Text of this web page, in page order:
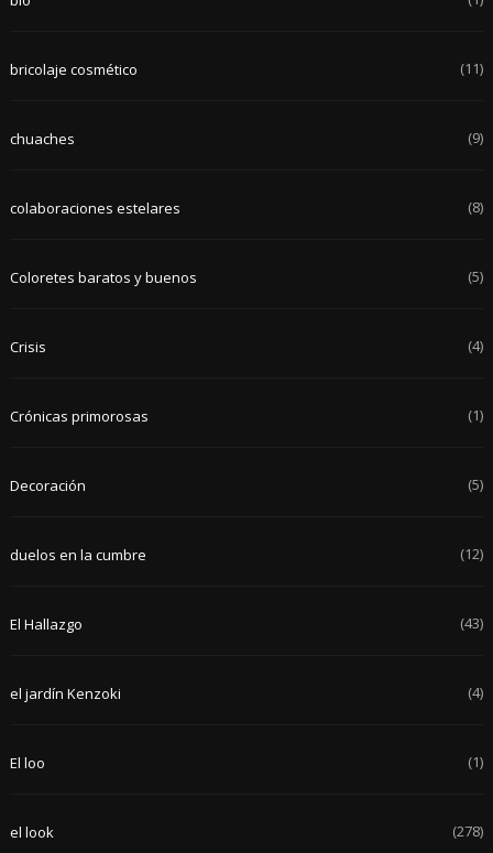
bricolaje cosmético (11)
chuaches (9)
colaboraciones estelares (8)
Coloretes baratos y buenos (5)
Crisis (4)
Crónicas primorosas (1)
Decoración (5)
duelos en la cumbre (12)
El Hallazgo (43)
el jardín Kenzoki (4)
El loo (1)
el look (278)